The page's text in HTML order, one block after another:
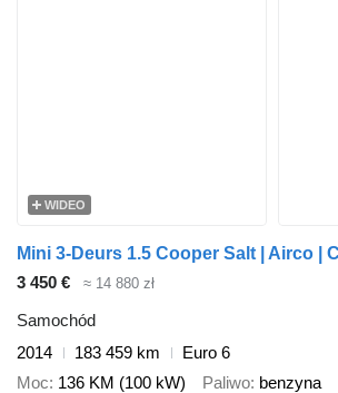
WIDEO
3 450 € ≈ 14 880 zł
Samochód
2014
183 459 km
Euro 6
Moc 136 KM (100 kW) Paliwo benzyna